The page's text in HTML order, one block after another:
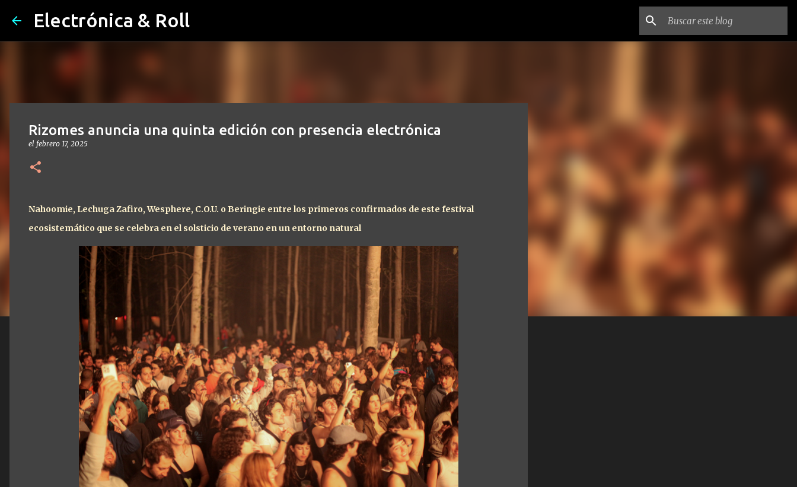
Electrónica & Roll
Rizomes anuncia una quinta edición con presencia electrónica
el febrero 17, 2025
Nahoomie, Lechuga Zafiro, Wesphere, C.O.U. o Beringie entre los primeros confirmados de este festival
ecosistemático que se celebra en el solsticio de verano en un entorno natural